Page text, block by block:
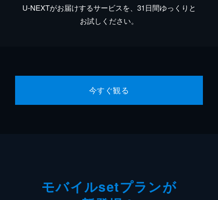
U-NEXTがお届けするサービスを、31日間ゆっくりと
お試しください。
今すぐ観る
モバイルsetプランが